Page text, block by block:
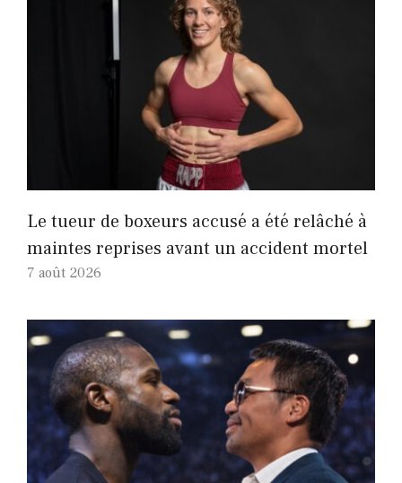
Le tueur de boxeurs accusé a été relâché à
maintes reprises avant un accident mortel
7 août 2026